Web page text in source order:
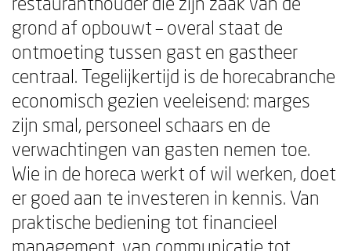
grond af opbouwt – overal staat de
ontmoeting tussen gast en gastheer
centraal. Tegelijkertijd is de horecabranche
economisch gezien veeleisend: marges
zijn smal, personeel schaars en de
verwachtingen van gasten nemen toe.
Wie in de horeca werkt of wil werken, doet
er goed aan te investeren in kennis. Van
praktische bediening tot financieel
management, van communicatie tot